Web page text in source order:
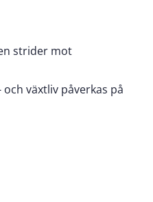
strider mot
växtliv påverkas på